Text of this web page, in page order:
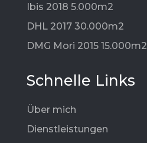
Ibis 2018 5.000m2
DHL 2017 30.000m2
DMG Mori 2015 15.000m2
Schnelle Links
Über mich
Dienstleistungen